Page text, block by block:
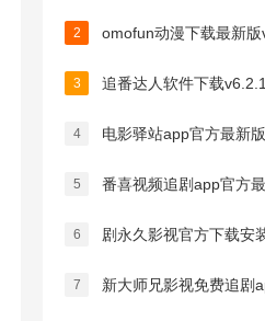
2
3 追番达人软件下载v6.2.1
4
5
6
7